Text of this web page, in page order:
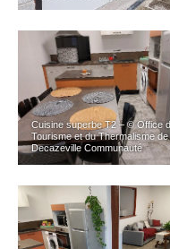
Cuisine superbe T2 – © Office
Tourisme et du Thermalisme de
Decazeville Communauté